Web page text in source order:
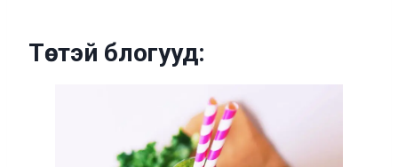
Төстэй блогууд: